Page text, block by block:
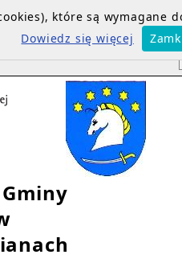
które są wymagane
Dowiedz się więcej